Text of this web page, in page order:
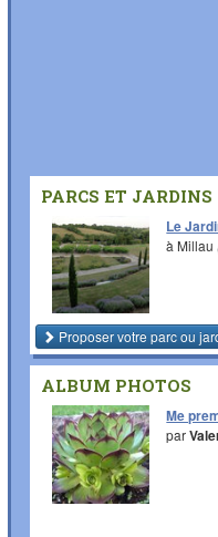
PARCS ET JARDINS
Le
à Millau
Proposer votre parc ou
ALBUM PHOTOS
Me
par